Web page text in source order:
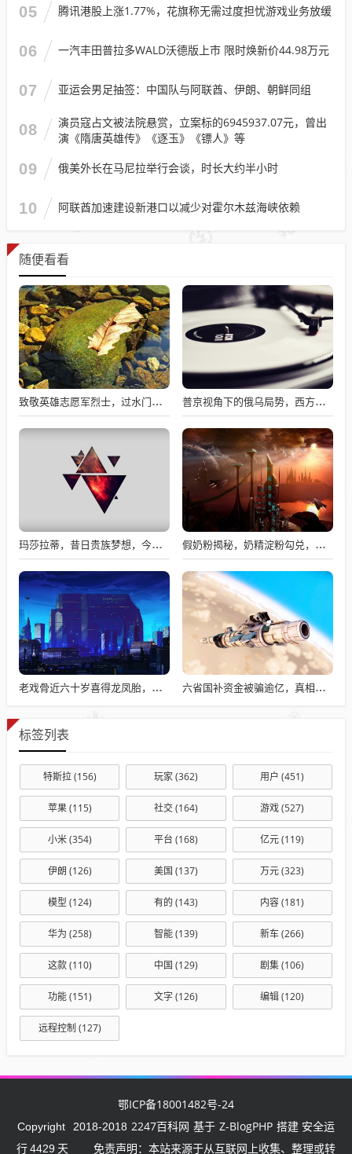
05 腾讯港股上涨1.77%，花旗称无需过度担忧游戏业务放缓
06 一汽丰田普拉多WALD沃德版上市 限时焕新价44.98万元
07 亚运会男足抽签：中国队与阿联酋、伊朗、朝鲜同组
08
演员寇占文被法院悬赏，立案标的6945937.07元，曾出
演《隋唐英雄传》《逐玉》《镖人》等
09 俄美外长在马尼拉举行会谈，时长大约半小时
10 阿联酋加速建设新港口以减少对霍尔木兹海峡依赖
随便看看
致敬英雄志愿军烈士，过水门仪式展现最高礼遇 普京视角下的俄乌局势，西方间接介入的深度博弈与博弈解析
玛莎拉蒂，昔日贵族梦想，今日价格亲民触手可及 假奶粉揭秘，奶精淀粉勾兑，流向何处？
老戏骨近六十岁喜得龙凤胎，被误认作爷爷背后的故事揭秘 六省国补资金被骗逾亿，真相揭秘与违规操作背后的故事
标签列表
特斯拉(156) 玩家(362) 用户 (451)
苹果(115) 社交(164) 游戏(527)
小米(354) 平台 (168) 亿元(119)
伊朗 (126) 美国 (137) 万元(323)
模型 (124) 有的 (143) 内容(181)
华为 (258) 智能(139) 新车(266)
这款(110) 中国 (129) 剧集(106)
功能(151) 文字(126) 编辑(120)
远程控制 (127)
鄂ICP备18001482号-24
Copyright 2018-2018 2247百科网 基于 Z-BlogPHP 搭建 安全运
行4429 天 免责声明：本站来源于从互联网上收集、整理或转